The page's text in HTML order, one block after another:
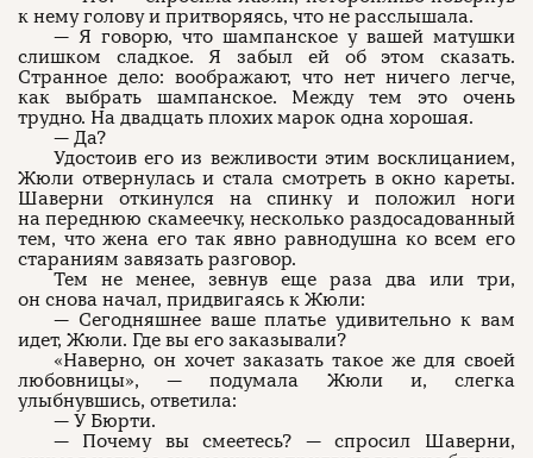
к нему голову и притворяясь, что не расслышала.
— Я говорю, что шампанское у вашей матушки
слишком сладкое. Я забыл ей об этом сказать.
Странное дело: воображают, что нет ничего легче,
как выбрать шампанское. Между тем это очень
трудно. На двадцать плохих марок одна хорошая.
— Да?
Удостоив его из вежливости этим восклицанием,
Жюли отвернулась и стала смотреть в окно кареты.
Шаверни откинулся на спинку и положил ноги
на переднюю скамеечку, несколько раздосадованный
тем, что жена его так явно равнодушна ко всем его
стараниям завязать разговор.
Тем не менее, зевнув еще раза два или три,
он снова начал, придвигаясь к Жюли:
— Сегодняшнее ваше платье удивительно к вам
идет, Жюли. Где вы его заказывали?
«Наверно, он хочет заказать такое же для своей
любовницы», — подумала Жюли и, слегка
улыбнувшись, ответила:
— У Бюрти.
— Почему вы смеетесь? — спросил Шаверни,